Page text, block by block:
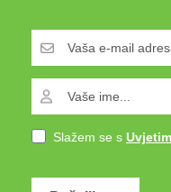
Slažem se s